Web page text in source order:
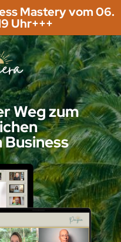
Mastery vom 06.
Uhr+++
Weg zum